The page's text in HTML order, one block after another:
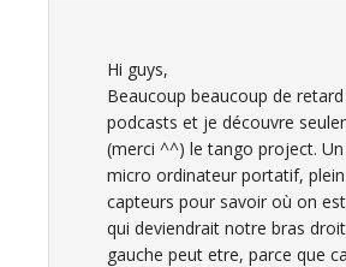
Hi guys,
Beaucoup beaucoup de
podcasts et je découvre
(merci ^^) le tango project.
micro ordinateur portatif,
capteurs pour savoir où on
qui deviendrait notre bras
gauche peut etre, parce que